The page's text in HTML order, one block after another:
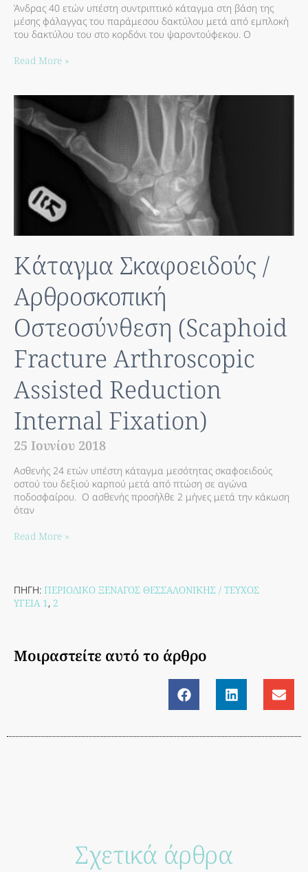
Άνδρας 40 ετών υπέστη συντριπτικό κάταγμα στη βάση της
μέσης φάλαγγας του παράμεσου δακτύλου μετά από εμπλοκή
του δακτύλου του στο κορδόνι του ψαροντούφεκου. Ο
Read More »
Κάταγμα Σκαφοειδούς /
Αρθροσκοπική
Οστεοσύνθεση (Scaphoid
Fracture Arthroscopic
Assisted Reduction
Internal Fixation)
25 Ιουνίου 2018
Ασθενής 24 ετών υπέστη κάταγμα μεσότητας σκαφοειδούς
οστού του δεξιού καρπού μετά από πτώση σε αγώνα
ποδοσφαίρου. Ο ασθενής προσήλθε 2 μήνες μετά την κάκωση
όταν
Read More »
ΠΗΓΗ: ΠΕΡΙΟΔΙΚΟ ΞΕΝΑΓΟΣ ΘΕΣΣΑΛΟΝΙΚΗΣ / ΤΕΥΧΟΣ
ΥΓΕΙΑ 1, 2
Μοιραστείτε αυτό το άρθρο
Σχετικά άρθρα